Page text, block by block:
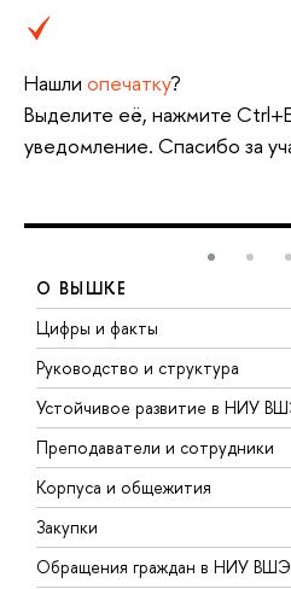
Нашли опечатку?
Выделите её, нажмите
уведомление. Спасибо за
О ВЫШКЕ
Цифры и факты
Руководство и структура
Устойчивое развитие в НИУ
Преподаватели и сотрудники
Корпуса и общежития
Закупки
Обращения граждан в НИУ ВШЭ